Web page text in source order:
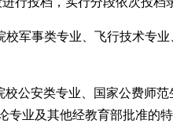
军事类专业、飞行技术专
公安类专业、国家公费师
专业及其他经教育部批准的